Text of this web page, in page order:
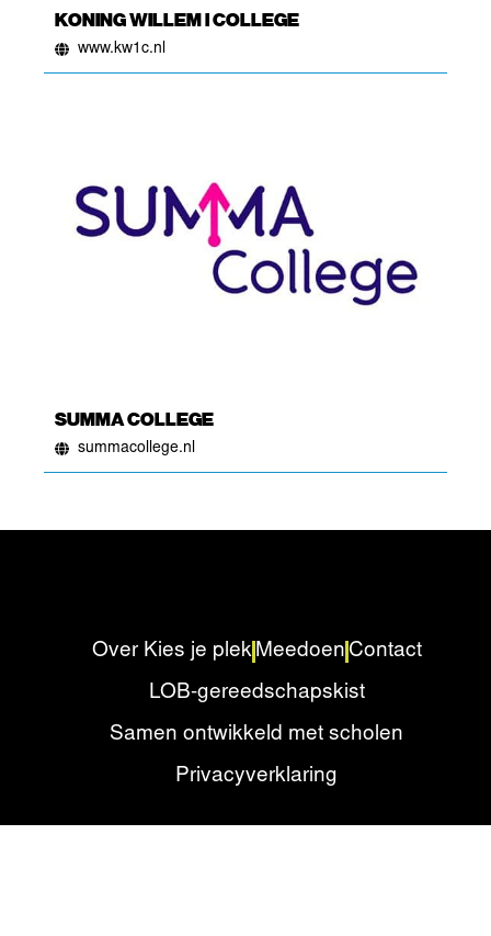
KONING WILLEM I COLLEGE
www.kw1c.nl
SUMMA COLLEGE
summacollege.nl
Over Kies je plek Meedoen Contact
LOB-gereedschapskist
Samen ontwikkeld met scholen
Privacyverklaring